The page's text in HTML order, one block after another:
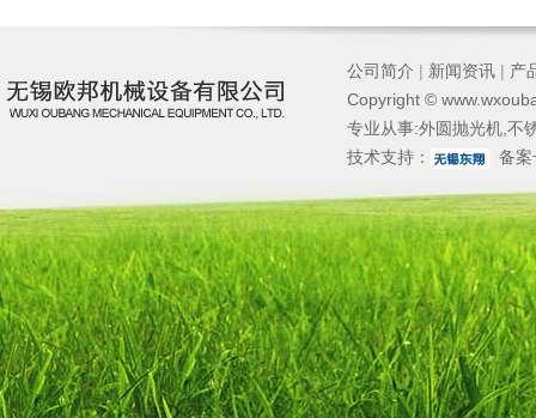
公司简介 | 新闻资讯 | 产
Copyright ©
专业从事:外圆抛光机 不
技术支持：
备案